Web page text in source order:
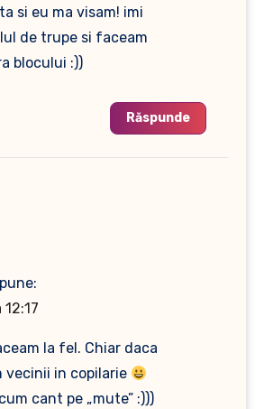
si eu ma visam! imi
de trupe si faceam
blocului :))
Răspunde
la fel. Chiar daca
vecinii in copilarie
cant pe „mute” :)))